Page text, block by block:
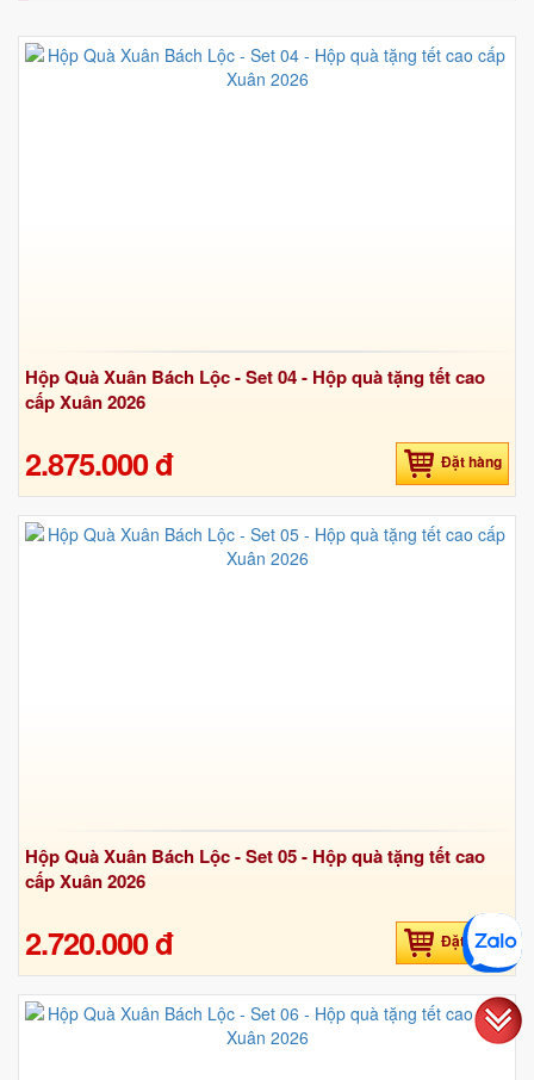
Hộp Quà Xuân Bách Lộc - Set 04 - Hộp quà tặng tết cao
cấp Xuân 2026
2.875.000 đ Đặt hàng
Hộp Quà Xuân Bách Lộc - Set 05 - Hộp quà tặng tết cao
cấp Xuân 2026
2.720.000 đ Đặt hàng